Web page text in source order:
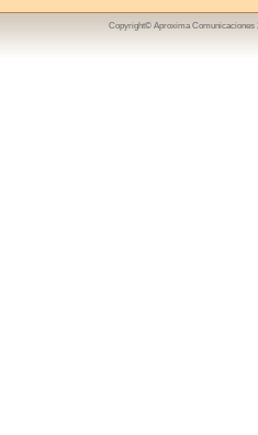
Copyright© Aproxima Comunicaciones